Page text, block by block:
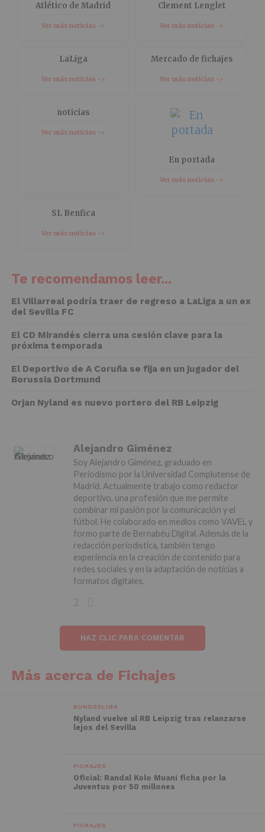
Atlético de Madrid
Ver más noticias ->
Clement Lenglet
Ver más noticias ->
LaLiga
Ver más noticias ->
Mercado de fichajes
Ver más noticias ->
noticias
Ver más noticias ->
En portada
Ver más noticias ->
SL Benfica
Ver más noticias ->
Te recomendamos leer...
El Villarreal podría traer de regreso a LaLiga a un ex
del Sevilla FC
El CD Mirandés cierra una cesión clave para la
próxima temporada
El Deportivo de A Coruña se fija en un jugador del
Borussia Dortmund
Orjan Nyland es nuevo portero del RB Leipzig
Alejandro Giménez
Soy Alejandro Giménez, graduado en
Periodismo por la Universidad Complutense de
Madrid. Actualmente trabajo como redactor
deportivo, una profesión que me permite
combinar mi pasión por la comunicación y el
fútbol. He colaborado en medios como VAVEL y
formo parte de Bernabéu Digital. Además de la
redacción periodística, también tengo
experiencia en la creación de contenido para
redes sociales y en la adaptación de noticias a
formatos digitales.
HAZ CLIC PARA COMENTAR
Más acerca de Fichajes
BUNDESLIGA
Nyland vuelve al RB Leipzig tras relanzarse
lejos del Sevilla
FICHAJES
Oficial: Randal Kolo Muani ficha por la
Juventus por 50 millones
FICHAJES